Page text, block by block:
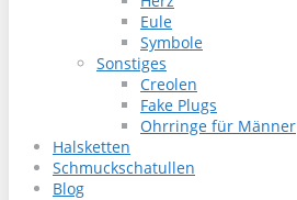
Eule
Symbole
Sonstiges
Creolen
Fake Plugs
Ohrringe für Männer
Halsketten
Schmuckschatullen
Blog